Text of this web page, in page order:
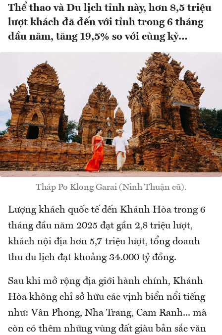
Thể thao và Du lịch tỉnh này, hơn 8,5 triệu
lượt khách đã đến với tỉnh trong 6 tháng
đầu năm, tăng 19,5% so với cùng kỳ…
Tháp Po Klong Garai (Ninh Thuận cũ).
Lượng khách quốc tế đến Khánh Hòa trong 6
tháng đầu năm 2025 đạt gần 2,8 triệu lượt,
khách nội địa hơn 5,7 triệu lượt, tổng doanh
thu du lịch đạt khoảng 34.000 tỷ đồng.
Sau khi mở rộng địa giới hành chính, Khánh
Hòa không chỉ sở hữu các vịnh biển nổi tiếng
như: Vân Phong, Nha Trang, Cam Ranh... mà
còn có thêm những vùng đất giàu bản sắc văn